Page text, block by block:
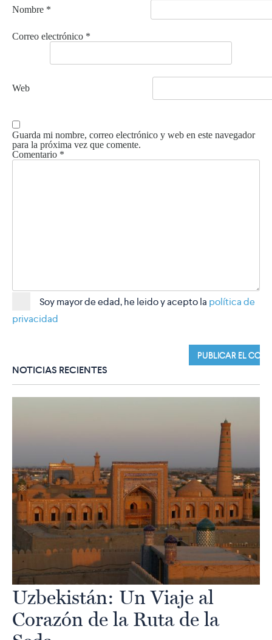
Nombre *
Correo electrónico *
Web
Guarda mi nombre, correo electrónico y web en este navegador
para la próxima vez que comente.
Comentario *
Soy mayor de edad, he leido y acepto la política de
privacidad
NOTICIAS RECIENTES
Uzbekistán: Un Viaje al
Corazón de la Ruta de la